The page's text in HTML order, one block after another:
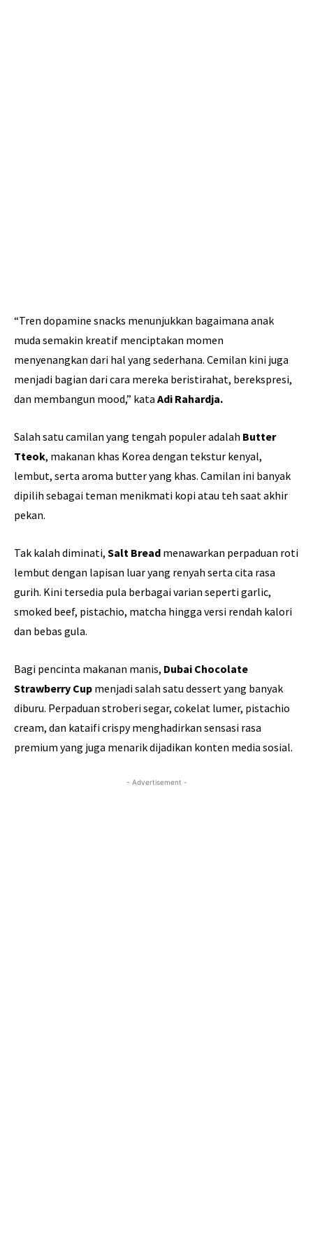
“Tren dopamine snacks menunjukkan bagaimana anak
muda semakin kreatif menciptakan momen
menyenangkan dari hal yang sederhana. Cemilan kini juga
menjadi bagian dari cara mereka beristirahat, berekspresi,
dan membangun mood,” kata Adi Rahardja.
Salah satu camilan yang tengah populer adalah Butter
Tteok, makanan khas Korea dengan tekstur kenyal,
lembut, serta aroma butter yang khas. Camilan ini banyak
dipilih sebagai teman menikmati kopi atau teh saat akhir
pekan.
Tak kalah diminati, Salt Bread menawarkan perpaduan roti
lembut dengan lapisan luar yang renyah serta cita rasa
gurih. Kini tersedia pula berbagai varian seperti garlic,
smoked beef, pistachio, matcha hingga versi rendah kalori
dan bebas gula.
Bagi pencinta makanan manis, Dubai Chocolate
Strawberry Cup menjadi salah satu dessert yang banyak
diburu. Perpaduan stroberi segar, cokelat lumer, pistachio
cream, dan kataifi crispy menghadirkan sensasi rasa
premium yang juga menarik dijadikan konten media sosial.
- Advertisement -